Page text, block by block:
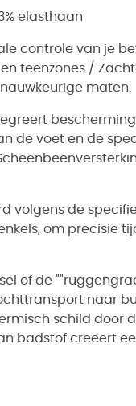
elasthaan
controle van je
teenzones /
maten.
de voet en de
volgens de
om precisie
of de
naar
schild door
badstof creëert